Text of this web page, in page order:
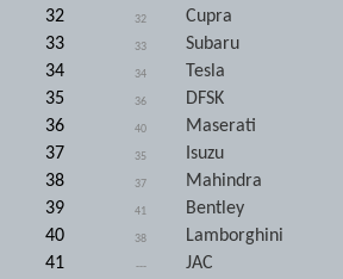
32
32 Cupra
33
33 Subaru
34
34 Tesla
35
36 DFSK
36
40 Maserati
37
35 Isuzu
38
37 Mahindra
39
41 Bentley
40
38 Lamborghini
41
--- JAC